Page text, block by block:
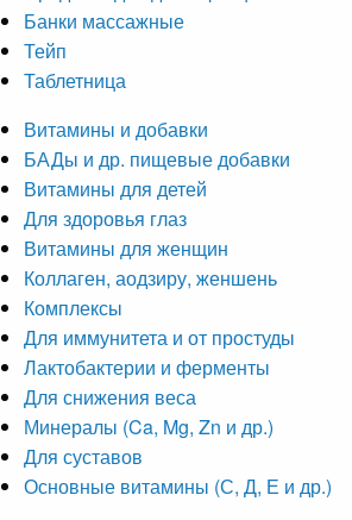
Банки массажные
Тейп
Таблетница
Витамины и добавки
БАДы и др. пищевые добавки
Витамины для детей
Для здоровья глаз
Витамины для женщин
Коллаген, аодзиру, женшень
Комплексы
Для иммунитета и от простуды
Лактобактерии и ферменты
Для снижения веса
Минералы (Ca, Mg, Zn и др.)
Для суставов
Основные витамины (С, Д, Е и др.)